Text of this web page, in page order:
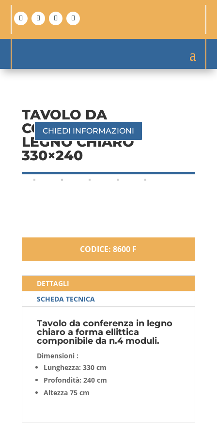
TAVOLO DA
CONFERENZA IN
LEGNO CHIARO
330×240
CHIEDI INFORMAZIONI
CODICE: 8600 F
DETTAGLI
SCHEDA TECNICA
Tavolo da conferenza in legno
chiaro a forma ellittica
componibile da n.4 moduli.
Dimensioni :
Lunghezza: 330 cm
Profondità: 240 cm
Altezza 75 cm